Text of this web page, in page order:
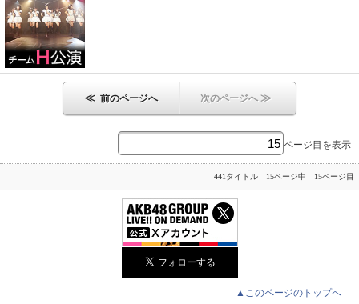
≪ 前のページへ 次のページへ≫
ページ目を表示
441タイトル 15ページ中 15ページ目
▲このページのトップへ